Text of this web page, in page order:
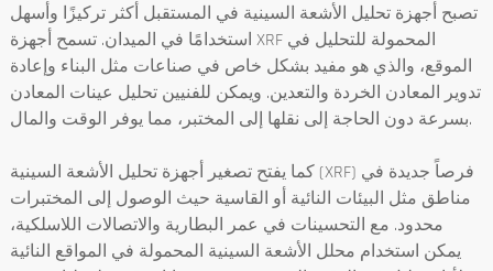
تصبح أجهزة تحليل الأشعة السينية في المستقبل أكثر تركيزًا وأسهل
استخدامًا في الميدان. تسمح أجهزة XRF المحمولة للتحليل في
الموقع، والذي هو مفيد بشكل خاص في صناعات مثل البناء وإعادة
تدوير المعادن الخردة والتعدين. ويمكن للفنيين تحليل عينات المعادن
بسرعة دون الحاجة إلى نقلها إلى المختبر، مما يوفر الوقت والمال.
كما يفتح تصغير أجهزة تحليل الأشعة السينية (XRF) فرصاً جديدة في
مناطق مثل البيئات النائية أو القاسية حيث الوصول إلى المختبرات
محدود. مع التحسينات في عمر البطارية والاتصالات اللاسلكية،
يمكن استخدام محلل الأشعة السينية المحمولة في المواقع النائية